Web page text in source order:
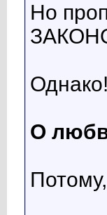
Но
Однако!
О